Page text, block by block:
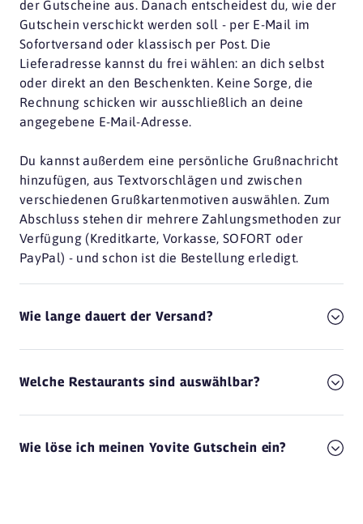
der Gutscheine aus. Danach entscheidest du, wie der
Gutschein verschickt werden soll - per E-Mail im
Sofortversand oder klassisch per Post. Die
Lieferadresse kannst du frei wählen: an dich selbst
oder direkt an den Beschenkten. Keine Sorge, die
Rechnung schicken wir ausschließlich an deine
angegebene E-Mail-Adresse.
Du kannst außerdem eine persönliche Grußnachricht
hinzufügen, aus Textvorschlägen und zwischen
verschiedenen Grußkartenmotiven auswählen. Zum
Abschluss stehen dir mehrere Zahlungsmethoden zur
Verfügung (Kreditkarte, Vorkasse, SOFORT oder
PayPal) - und schon ist die Bestellung erledigt.
Wie lange dauert der Versand?
Welche Restaurants sind auswählbar?
Wie löse ich meinen Yovite Gutschein ein?